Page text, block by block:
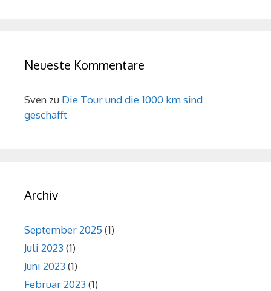
Neueste Kommentare
Sven zu Die Tour und die 1000 km sind
geschafft
Archiv
September 2025 (1)
Juli 2023 (1)
Juni 2023 (1)
Februar 2023 (1)